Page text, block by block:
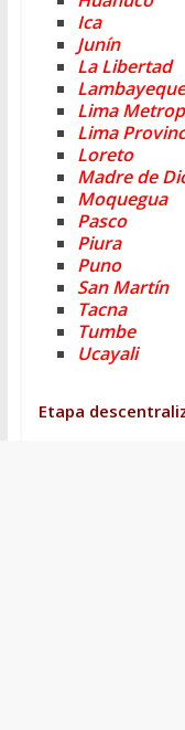
Ica
Junín
La Libertad
Lambayeque
Lima
Lima
Loreto
Madre de
Moquegua
Pasco
Piura
Puno
San Martín
Tacna
Tumbe
Ucayali
Etapa